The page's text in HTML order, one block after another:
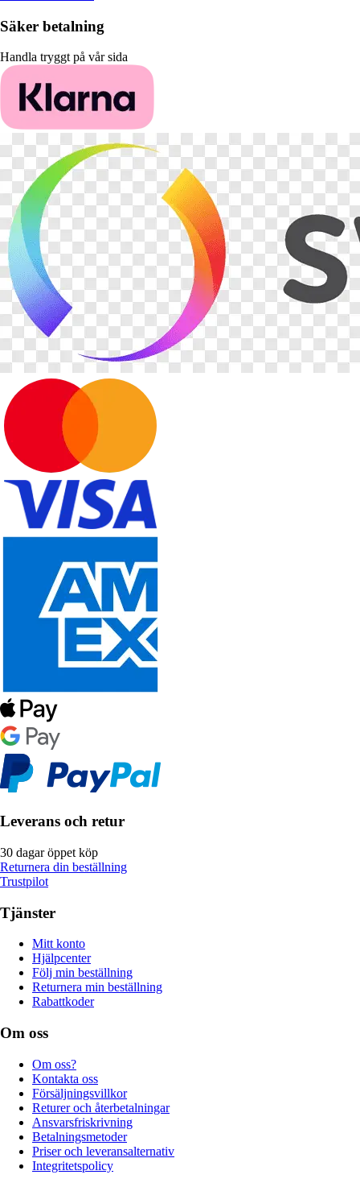
Säker betalning
Handla tryggt på vår sida
Leverans och retur
30 dagar öppet köp
Returnera din beställning
Trustpilot
Tjänster
Mitt konto
Hjälpcenter
Följ min beställning
Returnera min beställning
Rabattkoder
Om oss
Om oss?
Kontakta oss
Försäljningsvillkor
Returer och återbetalningar
Ansvarsfriskrivning
Betalningsmetoder
Priser och leveransalternativ
Integritetspolicy